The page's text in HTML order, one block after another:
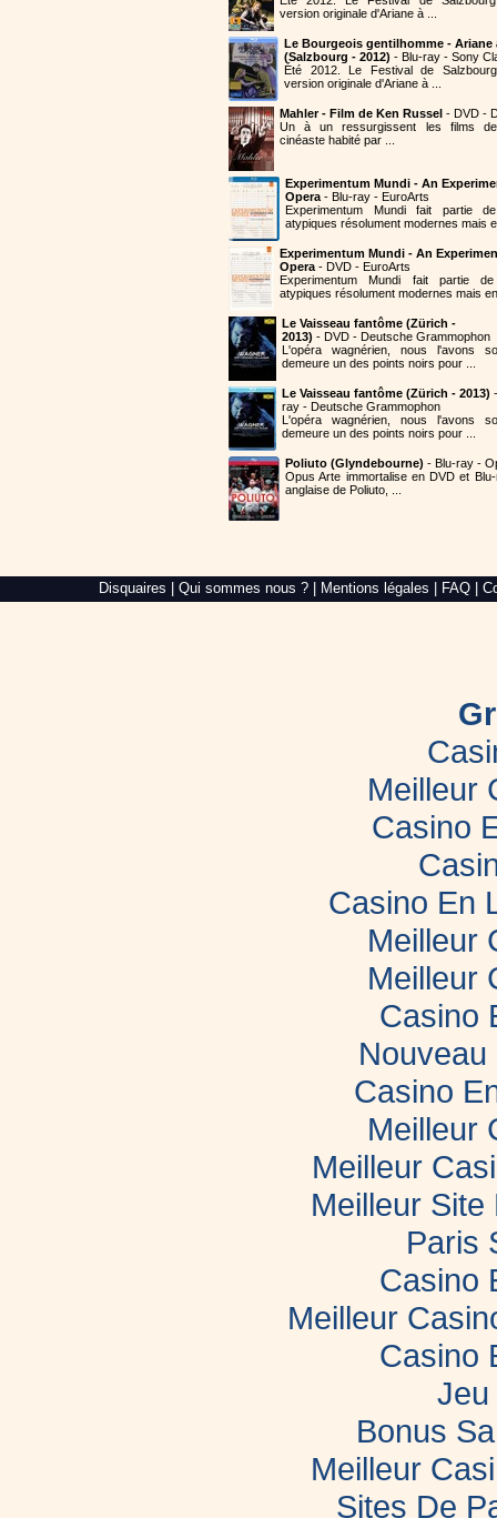
version originale d'Ariane à ...
Le Bourgeois gentilhomme - Ariane
(Salzbourg - 2012) - Blu-ray - Sony
Été 2012. Le Festival de
version originale d'Ariane à ...
Mahler - Film de Ken Russel - DVD -
Un à un ressurgissent les films
cinéaste habité par ...
Experimentum Mundi - An
Opera - Blu-ray - EuroArts
Experimentum Mundi fait partie
atypiques résolument modernes mais
Experimentum Mundi - An
Opera - DVD - EuroArts
Experimentum Mundi fait partie
atypiques résolument modernes mais
Le Vaisseau fantôme (Zürich -
2013) - DVD - Deutsche Grammophon
L'opéra wagnérien, nous l'avons
demeure un des points noirs pour ...
Le Vaisseau fantôme (Zürich - 2013)
ray - Deutsche Grammophon
L'opéra wagnérien, nous l'avons
demeure un des points noirs pour ...
Poliuto (Glyndebourne) - Blu-ray -
Opus Arte immortalise en DVD et
anglaise de Poliuto, ...
Disquaires Qui sommes nous ? Mentions légales FAQ
Web,
Meilleur
Casino
Casino En
Meilleur
Meilleur
Casino
Casino
Meilleur
Meilleur
Meilleur
Paris
Casino
Meilleur
Casino
Jeu
Bonus
Meilleur
Sites De